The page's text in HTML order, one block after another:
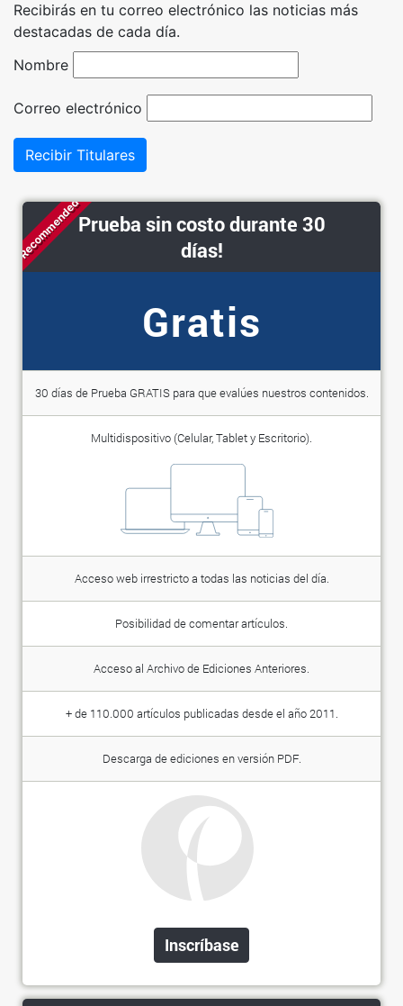
Recibirás en tu correo electrónico las noticias más
destacadas de cada día.
Nombre
Correo electrónico
Recibir Titulares
RecommendedPrueba sin costo durante 30
días!
Gratis
30 días de Prueba GRATIS para que evalúes nuestros contenidos.
Multidispositivo (Celular, Tablet y Escritorio).
Acceso web irrestricto a todas las noticias del día.
Posibilidad de comentar artículos.
Acceso al Archivo de Ediciones Anteriores.
+ de 110.000 artículos publicadas desde el año 2011.
Descarga de ediciones en versión PDF.
Inscríbase